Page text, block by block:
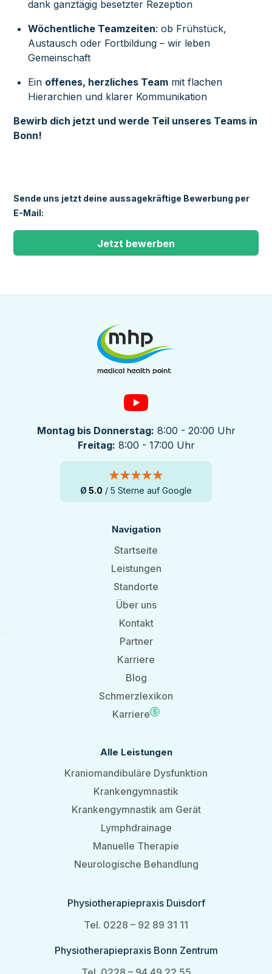
Sende uns jetzt deine aussagekräftige Bewerbung per
E-Mail:
Jetzt bewerben
dank ganztägig besetzter Rezeption
Wöchentliche Teamzeiten: ob Frühstück,
Austausch oder Fortbildung – wir leben
Gemeinschaft
Ein offenes, herzliches Team mit flachen
Hierarchien und klarer Kommunikation
Bewirb dich jetzt und werde Teil unseres Teams in
Bonn!
Montag bis Donnerstag: 8:00 - 20:00 Uhr
Freitag: 8:00 - 17:00 Uhr
Ø 5.0 / 5 Sterne auf Google
Navigation
Startseite
Leistungen
Standorte
Über uns
Kontakt
Partner
Karriere
Blog
Schmerzlexikon
Karriere 5
Alle Leistungen
Kraniomandibuläre Dysfunktion
Krankengymnastik
Krankengymnastik am Gerät
Lymphdrainage
Manuelle Therapie
Neurologische Behandlung
Physiotherapiepraxis Duisdorf
Tel. 0228 – 92 89 31 11
Physiotherapiepraxis Bonn Zentrum